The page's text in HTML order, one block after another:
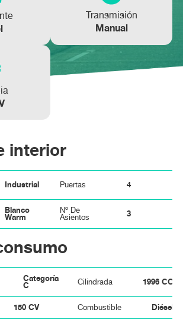
Transmisión
Manual
interior
Industrial Puertas 4
Blanco
Warm
Nº De
Asientos
3
Categoría
C Cilindrada 1996 CC
150 CV Combustible Diésel